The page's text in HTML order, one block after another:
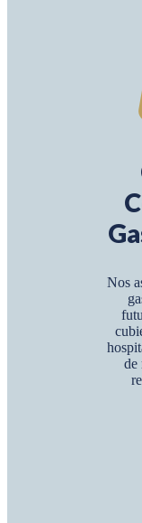
Nos
de